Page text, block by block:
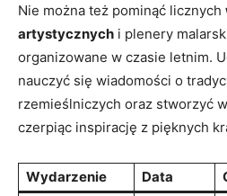
Nie można też ‍pominąć⁤ licznych
artystycznych ‍i plenery
organizowane ⁤w ‌czasie letnim.
nauczyć się ​wiadomości ‍o‌
rzemieślniczych ‍oraz stworzyć⁤
czerpiąc⁤ inspirację z ⁣pięknych
Wydarzenie Data